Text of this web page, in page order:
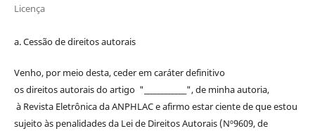
Licença
a. Cessão dedireitosautorais
Venho, por meio desta, ceder em caráter definitivo
osdireitosautoraisdo artigo "____________", de minha autoria,
à Revista Eletrônica da ANPHLACe afirmo estar ciente de que estou
sujeito às penalidades da Lei de DireitosAutorais(Nº9609, de